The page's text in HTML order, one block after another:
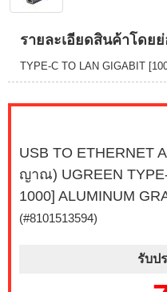
รายละเอียดสินค้าโดยย่
TYPE-C TO LAN GIGABIT
USB TO ETHERNET
ญาณ) UGREEN
1000] ALUMINUM
(#8101513594)
รับป